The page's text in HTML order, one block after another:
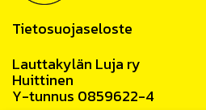
Tietosuojaseloste
Lauttakylän Luja ry
Huittinen
Y-tunnus 0859622-4